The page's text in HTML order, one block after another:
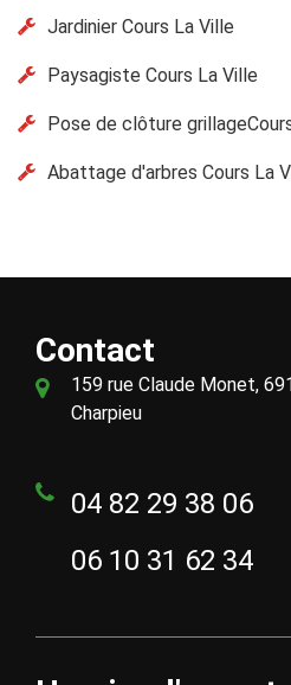
Jardinier Cours La Ville
Paysagiste Cours La Ville
Pose de clôture
Abattage d'arbres Cours La
Contact
159 rue Claude Monet,
Charpieu
04 82 29 38 06
06 10 31 62 34